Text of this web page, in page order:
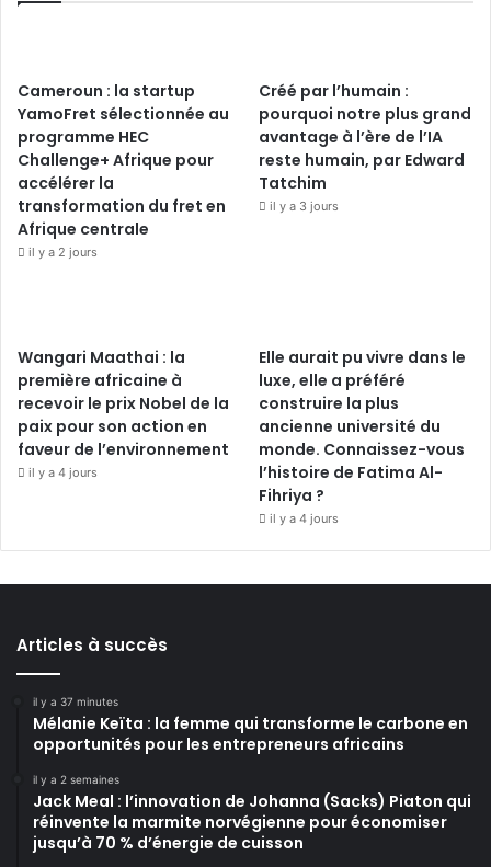
Cameroun : la startup
YamoFret sélectionnée au
programme HEC
Challenge+ Afrique pour
accélérer la
transformation du fret en
Afrique centrale
il y a 2 jours
Créé par l’humain :
pourquoi notre plus grand
avantage à l’ère de l’IA
reste humain, par Edward
Tatchim
il y a 3 jours
Wangari Maathai : la
première africaine à
recevoir le prix Nobel de la
paix pour son action en
faveur de l’environnement
il y a 4 jours
Elle aurait pu vivre dans le
luxe, elle a préféré
construire la plus
ancienne université du
monde. Connaissez-vous
l’histoire de Fatima Al-
Fihriya ?
il y a 4 jours
Articles à succès
il y a 37 minutes
Mélanie Keïta : la femme qui transforme le carbone en
opportunités pour les entrepreneurs africains
il y a 2 semaines
Jack Meal : l’innovation de Johanna (Sacks) Piaton qui
réinvente la marmite norvégienne pour économiser
jusqu’à 70 % d’énergie de cuisson